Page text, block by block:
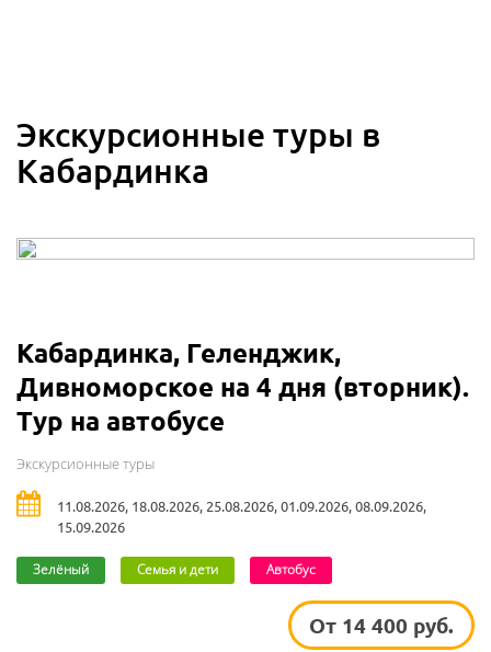
Экскурсионные туры в
Кабардинка
Кабардинка, Геленджик,
Дивноморское на 4 дня (вторник).
Тур на автобусе
Экскурсионные туры
11.08.2026, 18.08.2026, 25.08.2026, 01.09.2026, 08.09.2026,
15.09.2026
Зелёный Семья и дети Автобус
От 14 400 руб.